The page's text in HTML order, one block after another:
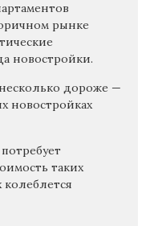
рынке
новостройки.
дороже —
новостройках
таких
колеблется